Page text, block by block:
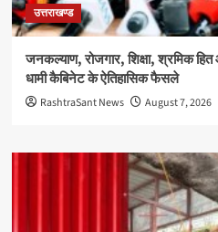
उत्तराखण्ड
जनकल्याण, रोजगार, शिक्षा, श्रमिक
धामी कैबिनेट के ऐतिहासिक फैसले
RashtraSant News August 7, 2026